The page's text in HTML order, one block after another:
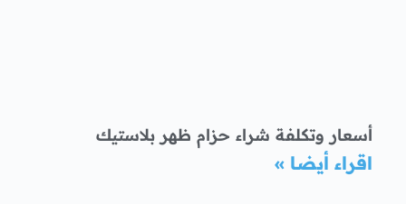
أسعار وتكلفة شراء حزام ظهر بلاستيك
اقراء أيضا »